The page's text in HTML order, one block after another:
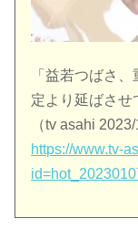
「益若つばさ
定より延ばさせ
（tv asahi 2023/
https://www.tv-